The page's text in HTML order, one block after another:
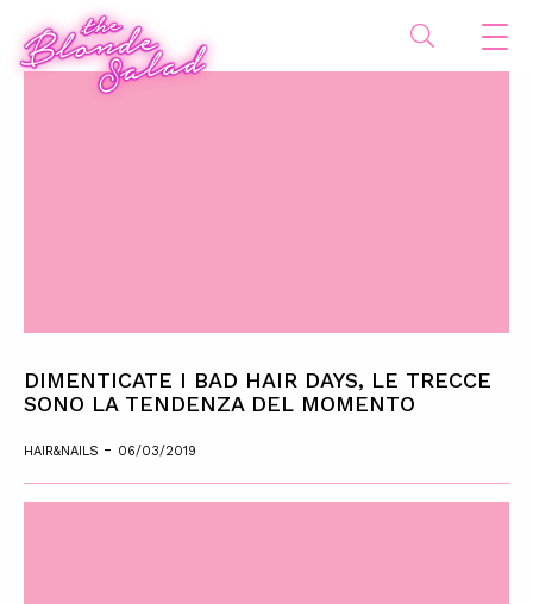
DIMENTICATE I BAD HAIR DAYS, LE TRECCE
SONO LA TENDENZA DEL MOMENTO
HAIR&NAILS - 06/03/2019